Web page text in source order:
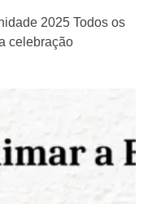
2025 Todos os
celebração